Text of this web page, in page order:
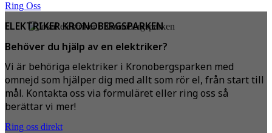
Ring Oss
ELEKTRIKER KRONOBERGSPARKEN
Behöver du hjälp av en elektriker?
Vi är behöriga elektriker i Kronobergsparken med
omnejd som hjälper dig med allt som rör el, från start till
mål. Kontakta oss via formuläret eller ring oss så
berättar vi mer!
Ring oss direkt